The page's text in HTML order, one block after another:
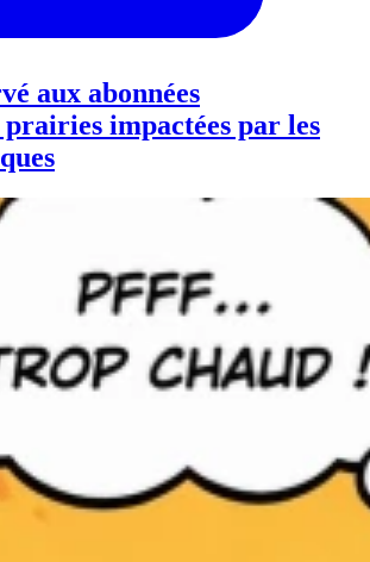
aux abonnées
prairies impactées par les